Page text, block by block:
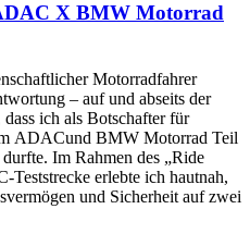
X BMW Motorrad
Motorradfahrer
– auf und abseits der
ich als Botschafter für
ADACund BMW Motorrad Teil
Im Rahmen des „Ride
erlebte ich hautnah,
und Sicherheit auf zwei